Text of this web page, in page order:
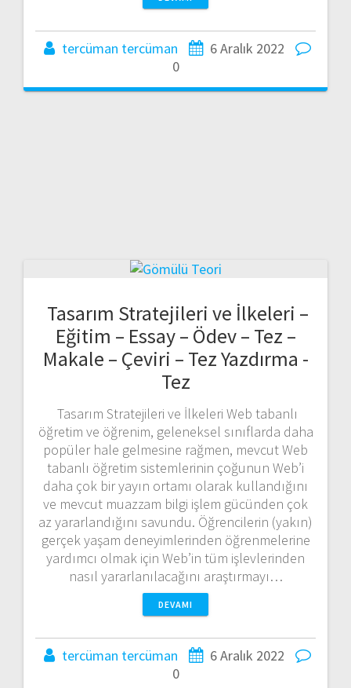
tercüman tercüman
6 Aralık 2022
0
Tasarım Stratejileri ve İlkeleri –
Eğitim – Essay – Ödev – Tez –
Makale – Çeviri – Tez Yazdırma -
Tez
Tasarım Stratejileri ve İlkeleri Web tabanlı
öğretim ve öğrenim, geleneksel sınıflarda daha
popüler hale gelmesine rağmen, mevcut Web
tabanlı öğretim sistemlerinin çoğunun Web’i
daha çok bir yayın ortamı olarak kullandığını
ve mevcut muazzam bilgi işlem gücünden çok
az yararlandığını savundu. Öğrencilerin (yakın)
gerçek yaşam deneyimlerinden öğrenmelerine
yardımcı olmak için Web’in tüm işlevlerinden
nasıl yararlanılacağını araştırmayı…
DEVAMI
tercüman tercüman
6 Aralık 2022
0